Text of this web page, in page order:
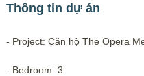
Thông tin dự án
- Project: Căn hộ The Opera
- Bedroom: 3